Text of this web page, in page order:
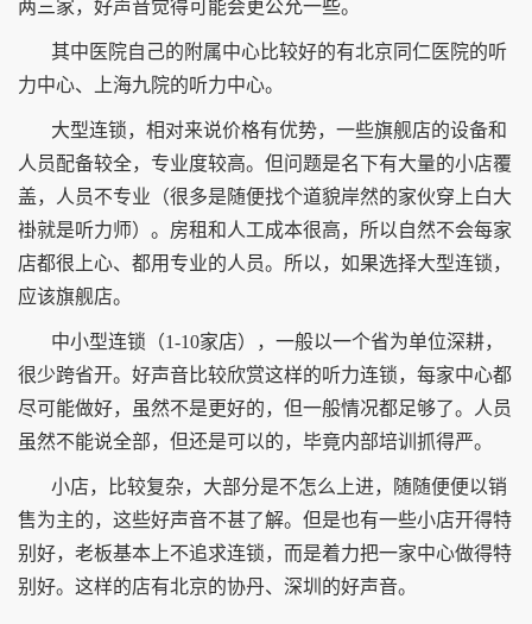
两三家，好声音觉得可能会更公允一些。
其中医院自己的附属中心比较好的有北京同仁医院的听
力中心、上海九院的听力中心。
大型连锁，相对来说价格有优势，一些旗舰店的设备和
人员配备较全，专业度较高。但问题是名下有大量的小店覆
盖，人员不专业（很多是随便找个道貌岸然的家伙穿上白大
褂就是听力师）。房租和人工成本很高，所以自然不会每家
店都很上心、都用专业的人员。所以，如果选择大型连锁，
应该旗舰店。
中小型连锁（1-10家店），一般以一个省为单位深耕，
很少跨省开。好声音比较欣赏这样的听力连锁，每家中心都
尽可能做好，虽然不是更好的，但一般情况都足够了。人员
虽然不能说全部，但还是可以的，毕竟内部培训抓得严。
小店，比较复杂，大部分是不怎么上进，随随便便以销
售为主的，这些好声音不甚了解。但是也有一些小店开得特
别好，老板基本上不追求连锁，而是着力把一家中心做得特
别好。这样的店有北京的协丹、深圳的好声音。